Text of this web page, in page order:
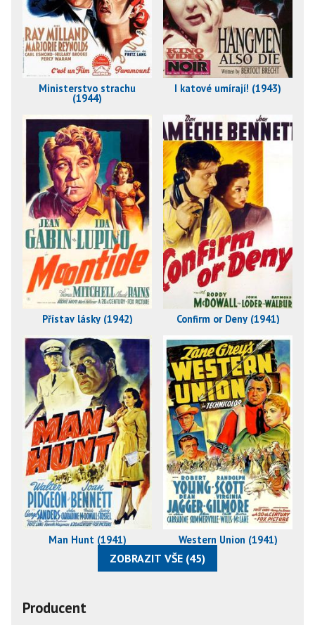
Ministerstvo strachu
(1944)
I katové umírají! (1943)
Přístav lásky (1942) Confirm or Deny (1941)
Man Hunt (1941) Western Union (1941)
ZOBRAZIT VŠE (45)
Producent